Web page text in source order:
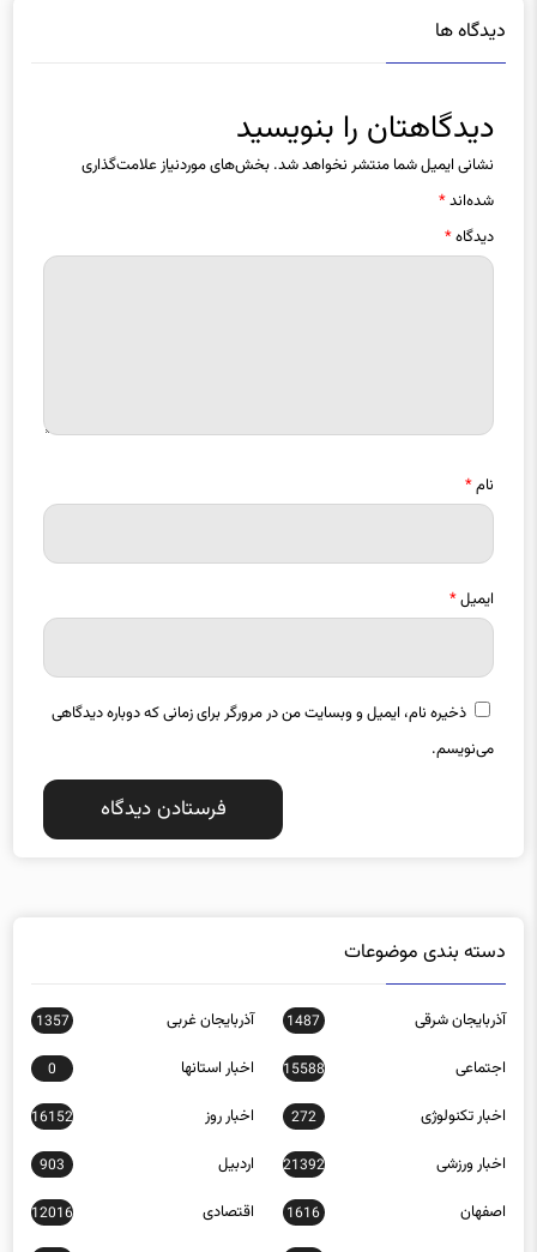
نشانی ایمیل شما منتشر نخواهد شد.بخش‌های موردنیاز علامت‌گذاری
شده‌اند*
دیدگاه*
ایمیل*
ذخیره نام، ایمیل و وبسایت من در مرورگر برای زمانی که دوباره دیدگاهی
می‌نویسم.
آذربایجان شرقی
اجتماعی 15588 اخبار استانها 0
اخبار تکنولوژی 272 اخبار روز 16152
اخبار ورزشی 21392 اردبیل 903
اصفهان 1616 اقتصادی 12016
البرز 809 ایلام 584